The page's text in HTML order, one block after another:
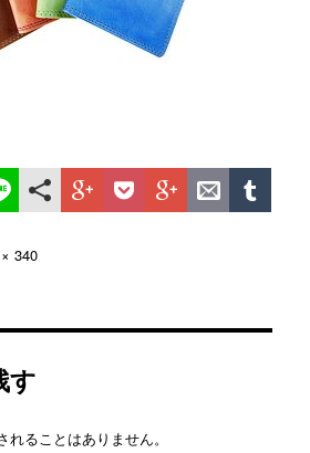
340
す
れることはありません。